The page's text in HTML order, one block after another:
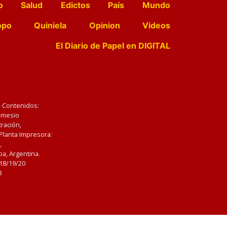
Salud Edictos País
Mundo
Quiniela Opinion
Videos
El Diario de Papel en DIGITAL
Impresora:
Argentina.
19/20